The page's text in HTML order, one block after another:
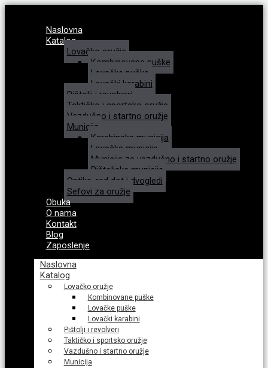
Naslovna
Katalog
Lovačko oružje
Kombinovane puške
Lovačke puške
Lovački karabini
Pištolji i revolveri
Taktičko i sportsko oružje
Vazdušno i startno oružje
Municija
Karabinska municija
Lovačka municija
Municija za vazdušno i startno oružje
Pištoljska municija
Optike, red dot i dvogledi
Sefovi za oružje
Obuka
O nama
Kontakt
Blog
Zaposlenje
Naslovna
Katalog
Lovačko oružje
Kombinovane puške
Lovačke puške
Lovački karabini
Pištolji i revolveri
Taktičko i sportsko oružje
Vazdušno i startno oružje
Municija